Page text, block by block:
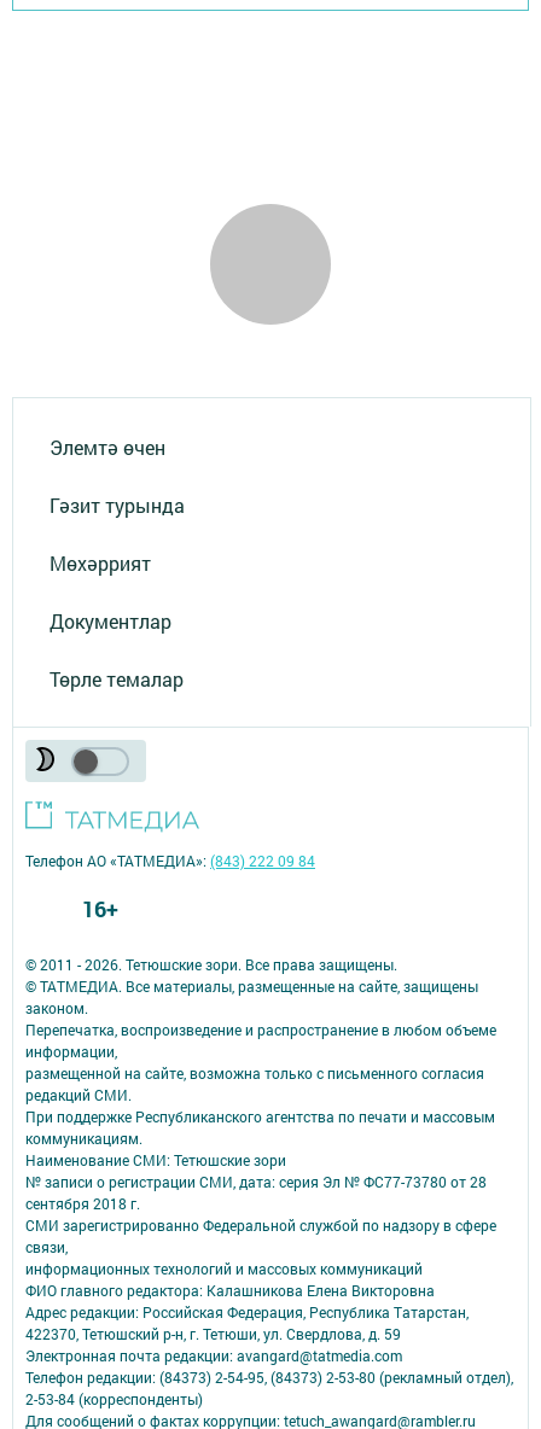
Элемтә өчен
Гәзит турында
Мөхәррият
Документлар
Төрле темалар
© 2011 - 2026. Тетюшские зори. Все права защищены.
© ТАТМЕДИА. Все материалы, размещенные на сайте, защищены
законом.
Перепечатка, воспроизведение и распространение в любом объеме
информации,
размещенной на сайте, возможна только с письменного согласия
редакций СМИ.
При поддержке Республиканского агентства по печати и массовым
коммуникациям.
Наименование СМИ: Тетюшские зори
№ записи о регистрации СМИ, дата: серия Эл № ФС77-73780 от 28
сентября 2018 г.
СМИ зарегистрированно Федеральной службой по надзору в сфере
связи,
информационных технологий и массовых коммуникаций
ФИО главного редактора: Калашникова Елена Викторовна
Адрес редакции: Российская Федерация, Республика Татарстан,
422370, Тетюшский р-н, г. Тетюши, ул. Свердлова, д. 59
Электронная почта редакции: avangard@tatmedia.com
Телефон редакции: (84373) 2-54-95, (84373) 2-53-80 (рекламный отдел),
2-53-84 (корреспонденты)
Для сообщений о фактах коррупции: tetuch_awangard@rambler.ru
Телефон АО «ТАТМЕДИА»:(843) 222 09 84
16+